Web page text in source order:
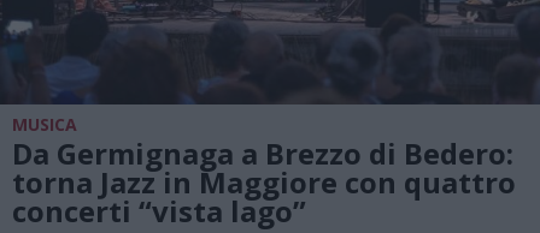
MUSICA
Da Germignaga a Brezzo di Bedero:
torna Jazz in Maggiore con quattro
concerti “vista lago”